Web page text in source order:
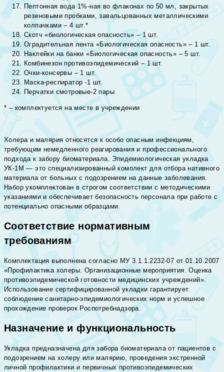
Пептонная вода 1%-ная во флаконах по 50 мл, закрытых
резиновыми пробками, завальцованных металлическими
колпачками – 4 шт.*
Скотч «биологическая опасность» – 1 шт.
Оградительная лента «Биологическая опасность» – 1 шт.
Наклейки на банки «Биологическая опасность» – 5 шт.
Комбинезон противоэпидемический – 1 шт.
Очки-консервы – 1 шт.
Маска-респиратор -1 шт.
Перчатки смотровые-2 пары
* – комплектуется на месте в учреждении
Холера и малярия относятся к особо опасным инфекциям,
требующим немедленного реагирования и профессионального
подхода к забору биоматериала. Эпидемиологическая укладка
УК-1М — это специализированный комплект для отбора нативного
материала от больных с подозрением на данные заболевания.
Набор укомплектован в строгом соответствии с методическими
указаниями и обеспечивает безопасность персонала при работе с
потенциально опасными образцами.
Соответствие нормативным
требованиям
Комплектация выполнена согласно МУ 3.1.1.2232-07 от 01.10.2007
«Профилактика холеры. Организационные мероприятия. Оценка
противоэпидемической готовности медицинских учреждений».
Использование сертифицированной укладки гарантирует
соблюдение санитарно-эпидемиологических норм и успешное
прохождение проверок Роспотребнадзора.
Назначение и функциональность
Укладка предназначена для забора биоматериала от пациентов с
подозрением на холеру или малярию, проведения экстренной
личной профилактики и первичных противоэпидемических